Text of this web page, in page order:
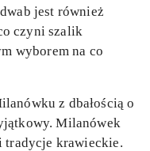
jest również
czyni szalik
wyborem na co
z dbałością o
Milanówek
tradycje krawieckie.